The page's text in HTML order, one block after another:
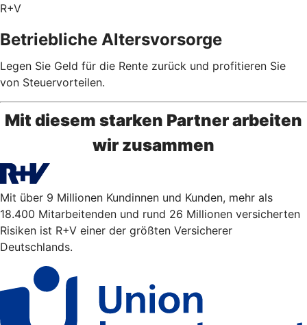
R+V
Betriebliche Altersvorsorge
Legen Sie Geld für die Rente zurück und profitieren Sie
von Steuervorteilen.
Mit diesem starken Partner arbeiten
wir zusammen
Mit über 9 Millionen Kundinnen und Kunden, mehr als
18.400 Mitarbeitenden und rund 26 Millionen versicherten
Risiken ist R+V einer der größten Versicherer
Deutschlands.